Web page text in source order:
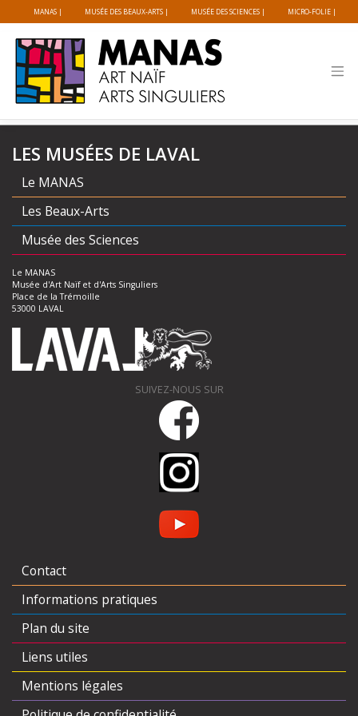
MANAS MUSÉE DES BEAUX-ARTS MUSÉE DES SCIENCES MICRO-FOLIE
Skip
content
LES MUSÉES DE LAVAL
Le MANAS
Les Beaux-Arts
Musée des Sciences
Le MANAS
Musée d'Art Naïf et d'Arts Singuliers
Place de la Trémoille
53000 LAVAL
SUIVEZ-NOUS SUR
Contact
Informations pratiques
Plan du site
Liens utiles
Mentions légales
Panneau de gestion des cookies